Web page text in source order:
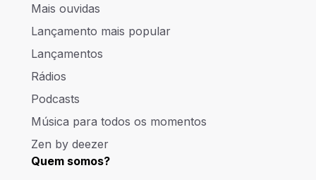
Mais ouvidas
Lançamento mais popular
Lançamentos
Rádios
Podcasts
Música para todos os momentos
Zen by deezer
Quem somos?